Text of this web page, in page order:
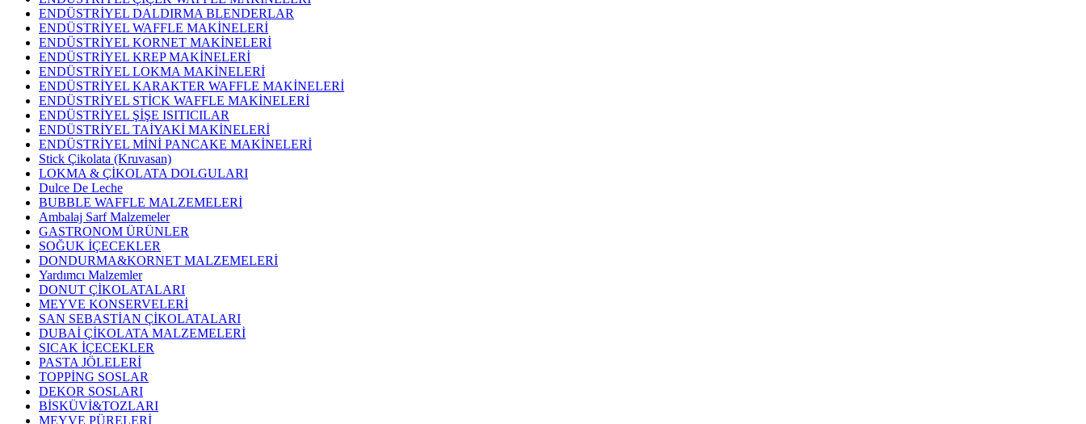
ENDÜSTRİYEL DALDIRMA BLENDERLAR
ENDÜSTRİYEL WAFFLE MAKİNELERİ
ENDÜSTRİYEL KORNET MAKİNELERİ
ENDÜSTRİYEL KREP MAKİNELERİ
ENDÜSTRİYEL LOKMA MAKİNELERİ
ENDÜSTRİYEL KARAKTER WAFFLE MAKİNELERİ
ENDÜSTRİYEL STİCK WAFFLE MAKİNELERİ
ENDÜSTRİYEL ŞİŞE ISITICILAR
ENDÜSTRİYEL TAİYAKİ MAKİNELERİ
ENDÜSTRİYEL MİNİ PANCAKE MAKİNELERİ
Stick Çikolata (Kruvasan)
LOKMA & ÇİKOLATA DOLGULARI
Dulce De Leche
BUBBLE WAFFLE MALZEMELERİ
Ambalaj Sarf Malzemeler
GASTRONOM ÜRÜNLER
SOĞUK İÇECEKLER
DONDURMA&KORNET MALZEMELERİ
Yardımcı Malzemler
DONUT ÇİKOLATALARI
MEYVE KONSERVELERİ
SAN SEBASTİAN ÇİKOLATALARI
DUBAİ ÇİKOLATA MALZEMELERİ
SICAK İÇECEKLER
PASTA JÖLELERİ
TOPPİNG SOSLAR
DEKOR SOSLARI
BİSKÜVİ&TOZLARI
MEYVE PÜRELERİ